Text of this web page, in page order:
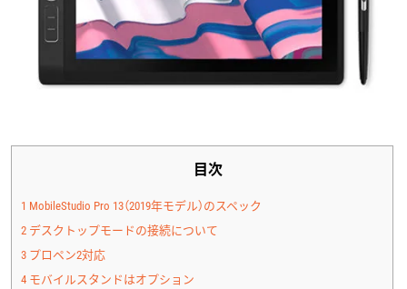
目次
1 MobileStudio Pro 13（2019年モデル）のスペック
2 デスクトップモードの接続について
3 プロペン2対応
4 モバイルスタンドはオプション